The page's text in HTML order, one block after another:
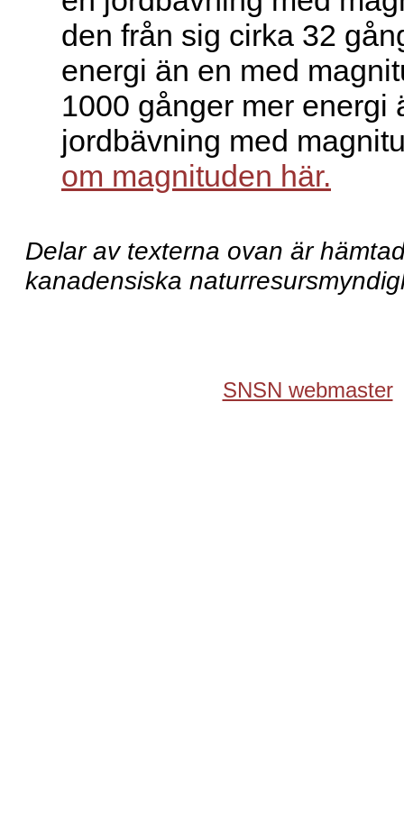
den från sig cirka 32
energi än en med
1000 gånger mer energi
jordbävning med
om magnituden här.
Delar av texterna ovan är
kanadensiska
SNSN webmaster